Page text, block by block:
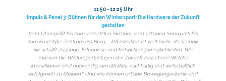
11.50 - 12:25 Uhr
Impuls & Panel 3: Bühnen für den Wintersport: Die Hardware der Zukunft
gestalten
Vom Übungslift bis zum vernetzten Skiraum, vom urbanen Snowpark bis
zum Freestyle-Zentrum am Berg – Infrastruktur ist weit mehr als Technik.
Sie schafft Zugänge, Erlebnisse und Entwicklungsmöglichkeiten. Wie
müssen die Wintersportanlagen der Zukunft aussehen? Welche
Investitionen sind notwendig, um attraktiv, nachhaltig und wirtschaftlich
erfolgreich zu bleiben? Und wie können urbane Bewegungsräume und